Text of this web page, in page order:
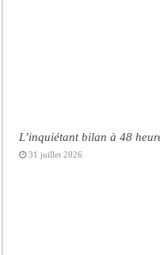
L’inquiétant bilan à 48
31 juillet 2026